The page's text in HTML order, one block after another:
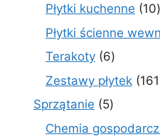
Płytki kuchenne 10
Płytki ścienne
Terakoty 66
Zestawy płytek 161
Sprzątanie 55
Chemia